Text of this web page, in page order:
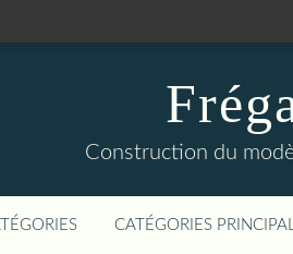
Construction du
CATÉGORIES